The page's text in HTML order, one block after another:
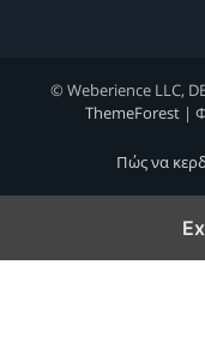
© Weberience LLC,
ThemeForest|
Πώς να